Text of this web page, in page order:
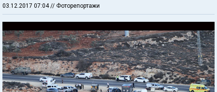
03.12.2017 07:04// Фоторепортажи